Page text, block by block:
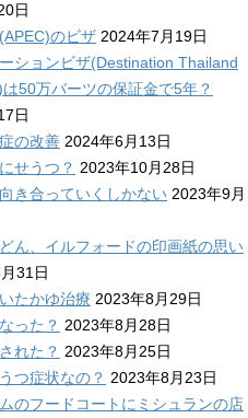
日
のビザ 2024年7月19日
ションビザ(Destination Thailand
50万バーツの保証金で5年？
日
の改善 2024年6月13日
せうつ？ 2023年10月28日
き合っていくしかない 2023年9月
ん、イルフォードの印画紙の思い
31日
たかゆ治療 2023年8月29日
った？ 2023年8月28日
れた？ 2023年8月25日
つ症状なの？ 2023年8月23日
のフードコートにミシュランの店